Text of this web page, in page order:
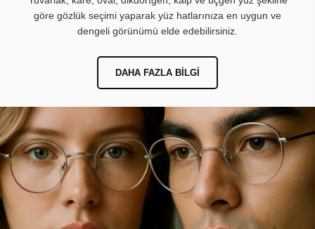
göre gözlük seçimi yaparak yüz hatlarınıza en uygun ve
dengeli görünümü elde edebilirsiniz.
DAHA FAZLA BILGI